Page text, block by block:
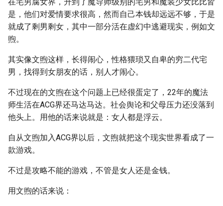
是，他们对爱情要求很高，然而自己本钱却远远不够，于是
就成了剩男剩女，其中一部分活在虚幻中逃避现实，例如文
煦。
其实像文煦这样，长得闹心，性格猥琐又自卑的穷二代宅
男，找得到女朋友的话，别人才闹心。
不过现在的文煦在这个问题上已经很蛋定了，22年的魔法
师生活在ACG界还马达马达。社会舆论和父母压力还没落到
他头上。用他的话来说就是：女人都是浮云。
自从文煦加入ACG界以后，文煦就把这个现实世界看成了一
款游戏。
不过是攻略不能的游戏，不管是女人还是金钱。
用文煦的话来说：